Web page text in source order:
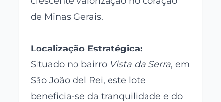
de Minas Gerais.
Localização Estratégica:
Situado no bairro Vista da Serra, em
São João del Rei, este lote
beneficia-se da tranquilidade e do